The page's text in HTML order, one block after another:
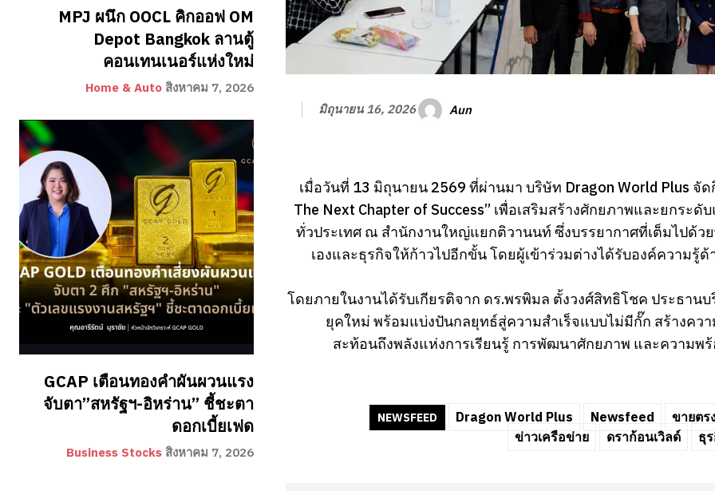
MPJ ผนึก OOCL คิกออฟ OM
Depot Bangkok ลานตู้
คอนเทนเนอร์แห่งใหม่
Home & Auto สิงหาคม 7, 2026
GCAP เตือนทองคำผันผวนแรง
จับตา”สหรัฐฯ-อิหร่าน” ชี้ชะตา
ดอกเบี้ยเฟด
Business Stocks สิงหาคม 7, 2026
มิถุนายน 16, 2026 Aun
เมื่อวันที่ 13 มิถุนายน 2569 ที่ผ่านมา บริษัท Dragon World Plus จั
The Next Chapter of Success” เพื่อเสริมสร้างศักยภาพและยกร
ทั่วประเทศ ณ สำนักงานใหญ่แยกติวานนท์ ซึ่งบรรยากาศที่เต็มไปด้
เองและธุรกิจให้ก้าวไปอีกขั้น โดยผู้เข้าร่วมต่างได้รับองค์ความ
โดยภายในงานได้รับเกียรติจาก ดร.พรพิมล ตั้งวงศ์สิทธิโชค ประธา
ยุคใหม่ พร้อมแบ่งปันกลยุทธ์สู่ความสำเร็จแบบไม่มีกั๊ก สร้างคว
สะท้อนถึงพลังแห่งการเรียนรู้ การพัฒนาศักยภาพ และความพ
NEWSFEED Dragon World Plus Newsfeed
ขายตร
ข่าวเครือข่าย
ดราก้อนเวิลด์ ธุ